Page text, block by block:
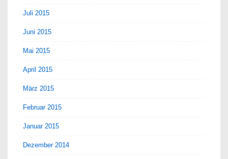
Juli 2015
Juni 2015
Mai 2015
April 2015
März 2015
Februar 2015
Januar 2015
Dezember 2014